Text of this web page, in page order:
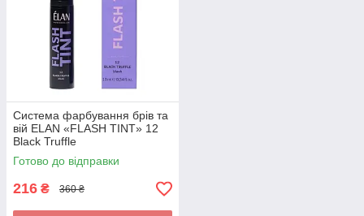
Cистема фарбування брів та
вій ELAN «FLASH TINT» 12
Black Truffle
Готово до відправки
216 ₴ 360 ₴